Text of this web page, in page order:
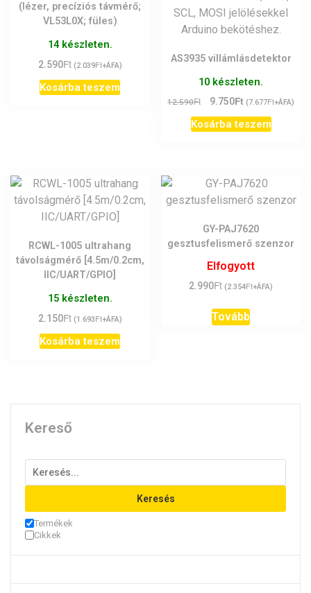
(lézer, precíziós távmérő;
VL53L0X; füles)
14 készleten.
2.590Ft (2.039Ft+ÁFA)
Kosárba teszem
AS3935 villámlásdetektor
10 készleten.
12.590Ft
Original
price
was:
9.750Ft Current
price
is:
(7.677Ft+ÁFA)
Kosárba teszem
RCWL-1005 ultrahang
távolságmérő [4.5m/0.2cm,
IIC/UART/GPIO]
15 készleten.
2.150Ft (1.693Ft+ÁFA)
Kosárba teszem
GY-PAJ7620
gesztusfelismerő szenzor
Elfogyott
2.990Ft (2.354Ft+ÁFA)
Tovább
Kereső
Keresés
Termékek
Cikkek